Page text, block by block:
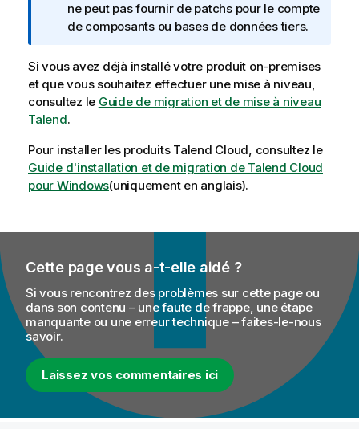
I
n
o
r
m
i
o
n
ne peut pas fournir de patchs pour le compte
de composants ou bases de données tiers.
Si vous avez déjà installé votre produit on-premises
et que vous souhaitez effectuer une mise à niveau,
consultez le Guide de migration et de mise à niveau
Talend.
Pour installer les produits Talend Cloud, consultez le
Guide d'installation et de migration de Talend Cloud
pour Windows(uniquement en anglais).
Cette page vous a-t-elle aidé ?
Si vous rencontrez des problèmes sur cette page ou
dans son contenu – une faute de frappe, une étape
manquante ou une erreur technique – faites-le-nous
savoir.
Laissez vos commentaires ici